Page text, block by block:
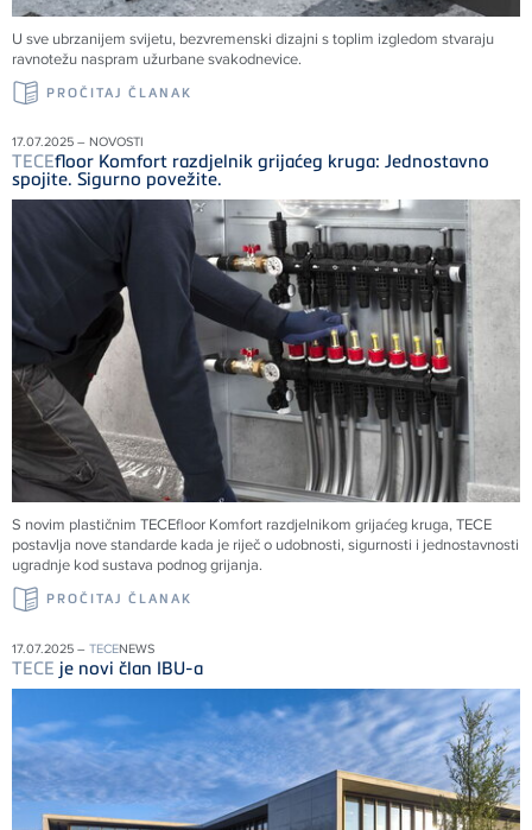
U sve ubrzanijem svijetu, bezvremenski dizajni s toplim izgledom stvaraju
ravnotežu naspram užurbane svakodnevice.
PROČITAJ ČLANAK
17.07.2025 – NOVOSTI
TECEfloor Komfort razdjelnik grijaćeg kruga: Jednostavno
spojite. Sigurno povežite.
S novim plastičnim TECEfloor Komfort razdjelnikom grijaćeg kruga,TECE
postavlja nove standarde kada je riječ o udobnosti, sigurnosti i jednostavnosti
ugradnje kod sustava podnog grijanja.
PROČITAJ ČLANAK
17.07.2025 – TECENEWS
TECE je novi član IBU-a